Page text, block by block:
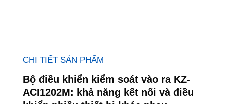
CHI TIẾT SẢN PHẨM
Bộ điều khiển kiểm soát vào ra KZ-
ACI1202M: khả năng kết nối và điều